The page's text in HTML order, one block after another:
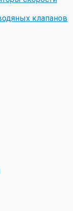
клапанов